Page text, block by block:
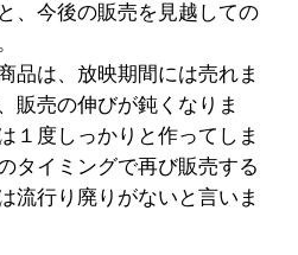
、今後の販売を見越しての
品は、放映期間には売れま
販売の伸びが鈍くなりま
１度しっかりと作ってしま
タイミングで再び販売する
流行り廃りがないと言いま